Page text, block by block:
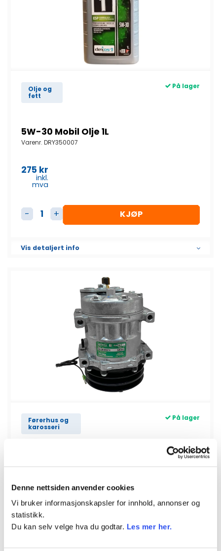
Denne nettsiden anvender cookies
Vi bruker informasjonskapsler for innhold, annonser og
statistikk.
Du kan selv velge hva du godtar. Les mer her.
Olje og
fett
På lager
5W-30 Mobil Olje 1L
Varenr. DRY350007
275 kr
inkl.
mva
5W-30 Mobil Olje 1L antallKJØP
Vis detaljert info
Førerhus og
karosseri
På lager
5 701,25kr
inkl. mva
A/C Kompressor antall